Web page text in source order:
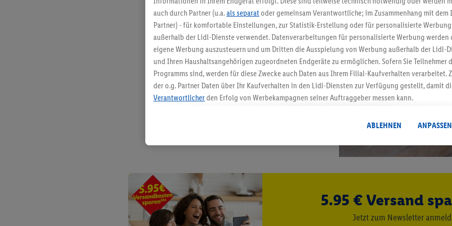
5.95 € Versand
Jetzt zum Newsletter
auch durch Partner (u.a.als separat oder gemeinsam Verantwortliche; im Zusammenhang mit dem
Partner) - für komfortable Einstellungen, zur Statistik-Erstellung oder für personalisierte
außerhalb der Lidl-Dienste verwendet. Datenverarbeitungen für personalisierte Werbung werden
eigene Werbung auszusteuern und um Dritten die Ausspielung von Werbung außerhalb der Lidl-
und Ihren Haushaltsangehörigen zugeordneten Endgeräte zu ermöglichen. Sofern Sie Teilnehmer
Programms sind, werden für diese Zwecke auch Daten aus Ihrem Filial-Kaufverhalten verarbeitet.
der o.g. Partner Daten über Ihr Kaufverhalten in den Lidl-Diensten zur Verfügung gestellt, damit
Verantwortlicherden Erfolg von Werbekampagnen seiner Auftraggeber messen kann.
angereicherten Profilen. Dies umfasst die Zusammenführung von Daten (z.B. über Ihre Nutzung
Kaufverhalten in den Lidl-Diensten, Informationen aus Ihrem Kundenkonto - z.B. Alter oder
genauen Standortdaten) auch über verschiedene Endgeräte und Lidl-Dienste hinweg
und/ oder dem Zugriff auf Informationen auf Ihren Endgeräten zur Erstellung von Zielgruppen
Erfolgsmessung der Werbung, zur Zielgruppenforschung, zur Entwicklung von Angeboten sowie
Sicherung und Optimierung dieser Werbeausspielungen.
Sofern Sie hier Ihre Zustimmung dazu erteilen und danach ein Lidl Plus-Konto erstellen bzw. sich
Plus-Konto einloggen, kann darüber hinaus auch Ihre dort angegebene E-Mail-Adresse von uns in
ABLEHNEN ANPASSEN